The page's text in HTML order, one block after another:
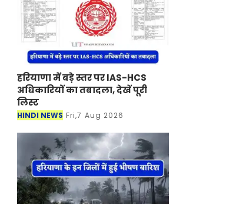
हरियाणा में बड़े स्तर पर IAS-HCS
अधिकारियों का तबादला, देखें पूरी
लिस्ट
HINDI NEWS Fri,7 Aug 2026